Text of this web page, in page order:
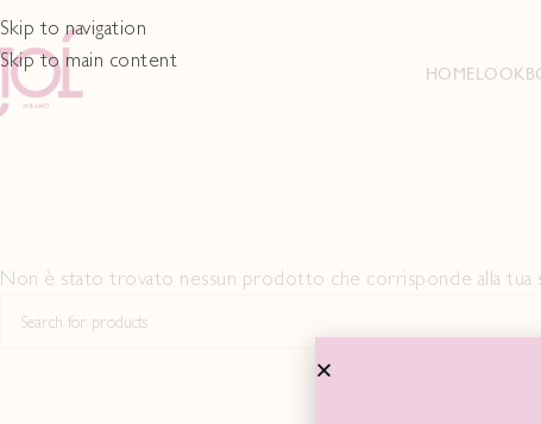
Skip to navigation
Skip to main content
HOME
Non è stato trovato nessun prodotto che corrisponde alla tua